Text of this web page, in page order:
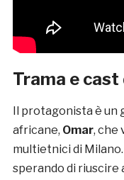
Trama e cast
Il protagonista è
africane, Omar, che
multietnici di
sperando di riuscire